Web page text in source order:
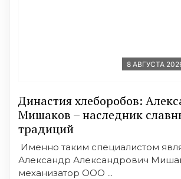
8 АВГУСТА
Династия хлеборобов:
Мишаков – наследник
традиций
Именно таким специалистом
Александр Александрович
механизатор ООО ...